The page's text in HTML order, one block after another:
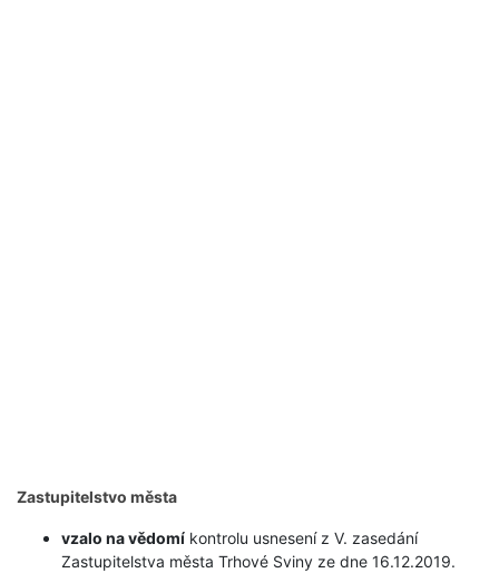
Zastupitelstvo města
vzalo na vědomí kontrolu usnesení z V. zasedání
Zastupitelstva města Trhové Sviny ze dne 16.12.2019.